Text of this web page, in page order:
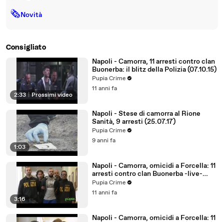
🗞Novità
Consigliato
2:33 | Prossimi video
Napoli - Camorra, 11 arresti contro clan
Buonerba: il blitz della Polizia (07.10.15)
Pupia Crime
11 anni fa
1:03
Napoli - Stese di camorra al Rione
Sanità, 9 arresti (25.07.17)
Pupia Crime
9 anni fa
3:16
Napoli - Camorra, omicidi a Forcella: 11
arresti contro clan Buonerba -live-
(07.10.15)
Pupia Crime
11 anni fa
Napoli - Camorra, omicidi a Forcella: 11